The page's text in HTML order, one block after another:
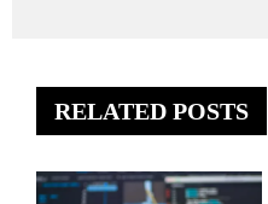
RELATED POSTS